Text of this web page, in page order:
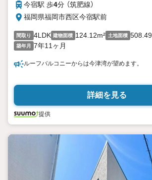
今宿駅 歩4分 （筑肥線）
福岡県福岡市西区今宿駅前
間取り 4LDK 建物面積 124.12m² 土地面積
築年月 7年11ヶ月
ルーフバルコニーからは今津湾が望めます。
詳細を見る
提供